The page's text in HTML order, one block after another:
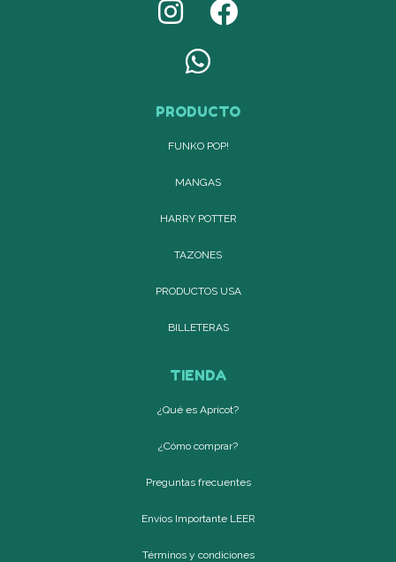
PRODUCTO
FUNKO POP!
MANGAS
HARRY POTTER
TAZONES
PRODUCTOS USA
BILLETERAS
TIENDA
¿Qué es Apricot?
¿Cómo comprar?
Preguntas frecuentes
Envíos Importante LEER
Términos y condiciones